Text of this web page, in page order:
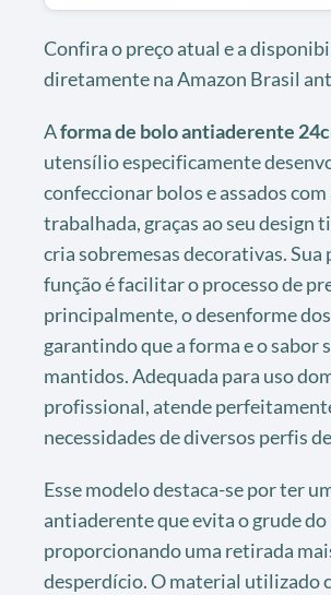
Confira o preço atual e a
diretamente na Amazon Brasil
Aforma de bolo antiaderente
utensílio especificamente
confeccionar bolos e assados
trabalhada, graças ao seu design
cria sobremesas decorativas. Sua
função é facilitar o processo de
principalmente, o desenforme
garantindo que a forma e o sabor
mantidos. Adequada para uso
profissional, atende
necessidades de diversos perfis
Esse modelo destaca-se por ter
antiaderente que evita o grude do
proporcionando uma retirada
desperdício. O material utilizado